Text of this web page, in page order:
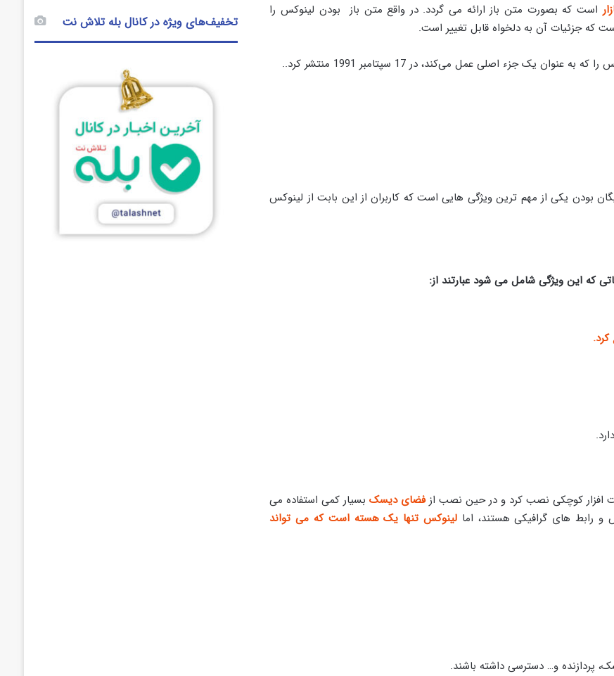
است که بصورت‌ متن باز ارائه می گردد. در واقع متن باز بودن لینوکس را
که جزئیات آن به دلخواه قابل تغییر است.
یک جزء اصلی عمل می‌کند، در 17 سپتامبر 1991 منتشر کرد..
بودن یکی از مهم ترین ویژگی هایی است که کاربران از این بابت از لینوکس
که این ویژگی شامل می شود عبارتند از:
کوچکی نصب کرد و در حین نصب ازفضای دیسکبسیار کمی استفاده می
و رابط های گرافیکی هستند، امالینوکس تنها یک هسته است که می تواند
پردازنده و… دسترسی داشته باشند.
تخفیف‌های ویژه در کانال بله تلاش نت